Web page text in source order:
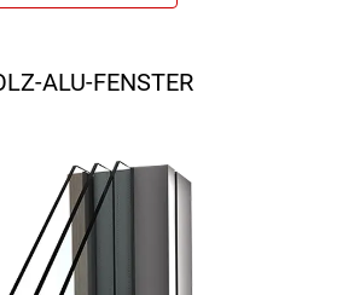
ALU-FENSTER